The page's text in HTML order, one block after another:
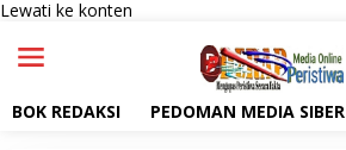
Lewati ke konten
BOK REDAKSI PEDOMAN MEDIA SIBER